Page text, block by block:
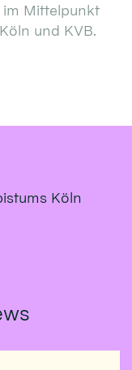
im Mittelpunkt
und KVB.
Köln